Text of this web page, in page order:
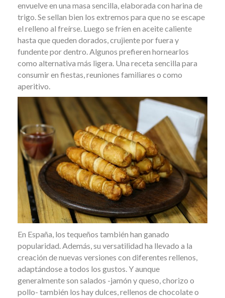
envuelve en una masa sencilla, elaborada con harina de
trigo. Se sellan bien los extremos para que no se escape
el relleno al freírse. Luego se fríen en aceite caliente
hasta que queden dorados, crujiente por fuera y
fundente por dentro. Algunos prefieren hornearlos
como alternativa más ligera. Una receta sencilla para
consumir en fiestas, reuniones familiares o como
aperitivo.
En España, los tequeños también han ganado
popularidad. Además, su versatilidad ha llevado a la
creación de nuevas versiones con diferentes rellenos,
adaptándose a todos los gustos. Y aunque
generalmente son salados -jamón y queso, chorizo o
pollo- también los hay dulces, rellenos de chocolate o